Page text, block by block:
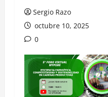
Sergio Razo
octubre 10, 2025
0